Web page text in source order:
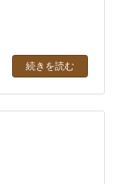
続きを読む